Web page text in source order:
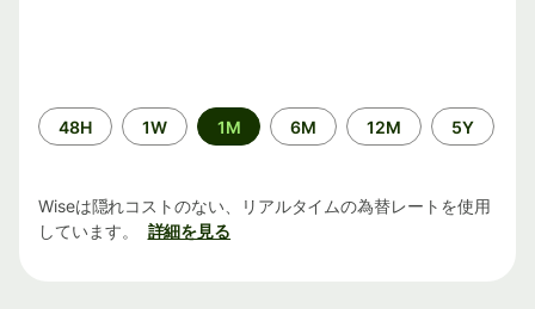
期
間
48H 1W 1M 6M 12M 5Y
Wiseは隠れコストのない、リアルタイムの為替レートを使用
しています。
詳細を見る